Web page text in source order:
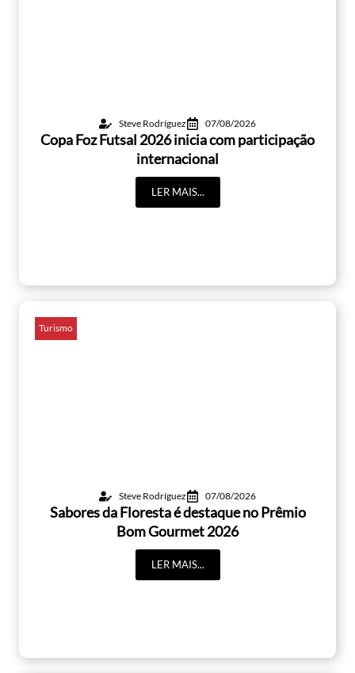
Steve Rodríguez 07/08/2026
Copa Foz Futsal 2026 inicia com participação
internacional
LER MAIS...
Turismo
Steve Rodríguez 07/08/2026
Sabores da Floresta é destaque no Prêmio
Bom Gourmet 2026
LER MAIS...